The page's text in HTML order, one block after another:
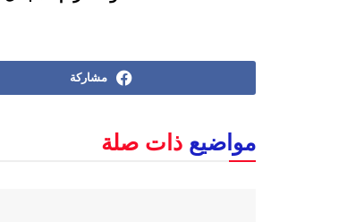
مشاركة
مواضيع ذات صلة